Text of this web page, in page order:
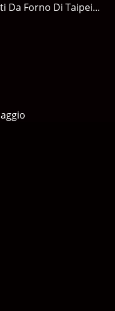
Da Forno Di Taipei...